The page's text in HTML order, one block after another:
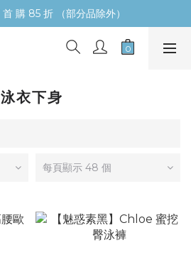
購 85 折 （部分品除外）
泳衣下身
每頁顯示 48 個